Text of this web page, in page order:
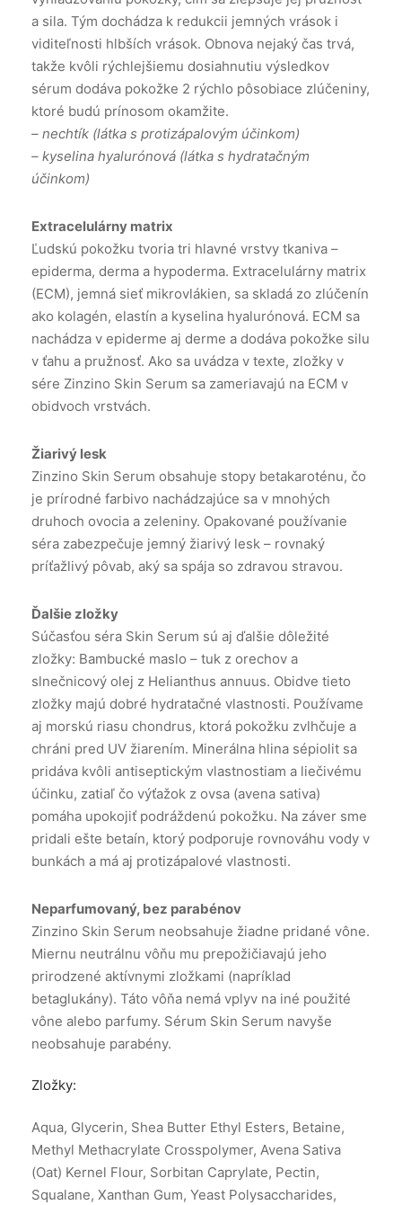
a sila. Tým dochádza k redukcii jemných vrások i
viditeľnosti hlbších vrások. Obnova nejaký čas trvá,
takže kvôli rýchlejšiemu dosiahnutiu výsledkov
sérum dodáva pokožke 2 rýchlo pôsobiace zlúčeniny,
ktoré budú prínosom okamžite.
– nechtík (látka s protizápalovým účinkom)
– kyselina hyalurónová (látka s hydratačným
účinkom)
Extracelulárny matrix
Ľudskú pokožku tvoria tri hlavné vrstvy tkaniva –
epiderma, derma a hypoderma. Extracelulárny matrix
(ECM), jemná sieť mikrovlákien, sa skladá zo zlúčenín
ako kolagén, elastín a kyselina hyalurónová. ECM sa
nachádza v epiderme aj derme a dodáva pokožke silu
v ťahu a pružnosť. Ako sa uvádza v texte, zložky v
sére Zinzino Skin Serum sa zameriavajú na ECM v
obidvoch vrstvách.
Žiarivý lesk
Zinzino Skin Serum obsahuje stopy betakaroténu, čo
je prírodné farbivo nachádzajúce sa v mnohých
druhoch ovocia a zeleniny. Opakované používanie
séra zabezpečuje jemný žiarivý lesk – rovnaký
príťažlivý pôvab, aký sa spája so zdravou stravou.
Ďalšie zložky
Súčasťou séra Skin Serum sú aj ďalšie dôležité
zložky: Bambucké maslo – tuk z orechov a
slnečnicový olej z Helianthus annuus. Obidve tieto
zložky majú dobré hydratačné vlastnosti. Používame
aj morskú riasu chondrus, ktorá pokožku zvlhčuje a
chráni pred UV žiarením. Minerálna hlina sépiolit sa
pridáva kvôli antiseptickým vlastnostiam a liečivému
účinku, zatiaľ čo výťažok z ovsa (avena sativa)
pomáha upokojiť podráždenú pokožku. Na záver sme
pridali ešte betaín, ktorý podporuje rovnováhu vody v
bunkách a má aj protizápalové vlastnosti.
Neparfumovaný, bez parabénov
Zinzino Skin Serum neobsahuje žiadne pridané vône.
Miernu neutrálnu vôňu mu prepožičiavajú jeho
prirodzené aktívnymi zložkami (napríklad
betaglukány). Táto vôňa nemá vplyv na iné použité
vône alebo parfumy. Sérum Skin Serum navyše
neobsahuje parabény.
Zložky:
Aqua, Glycerin, Shea Butter Ethyl Esters, Betaine,
Methyl Methacrylate Crosspolymer, Avena Sativa
(Oat) Kernel Flour, Sorbitan Caprylate, Pectin,
Squalane, Xanthan Gum, Yeast Polysaccharides,